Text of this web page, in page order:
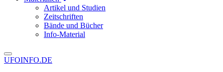
Artikel und Studien
Zeitschriften
Bände und Bücher
Info-Material
UFOINFO.DE